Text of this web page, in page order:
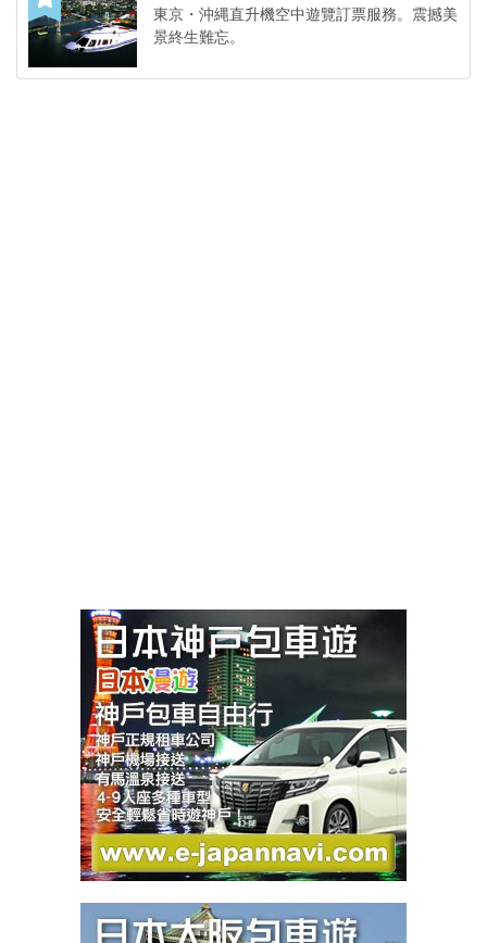
東京・沖縄直升機空中遊覽訂票服務。震撼美
景終生難忘。